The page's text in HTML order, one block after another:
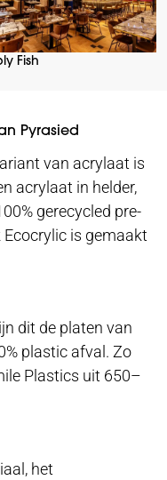
Fish
Pyrasied
van acrylaat is
acrylaat in helder,
gerecycled pre-
is gemaakt
dit de platen van
plastic afval. Zo
Plastics uit 650–
het